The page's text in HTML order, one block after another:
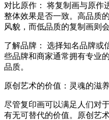
对比原作： 将复制画与原作
整体效果是否一致。高品质
风貌，而低品质的复制画则
了解品牌： 选择知名品牌或
些品牌和商家通常拥有专业
品质。
原创艺术的价值：灵魂的滋
尽管复印画可以满足人们对
有无可替代的价值。原创艺